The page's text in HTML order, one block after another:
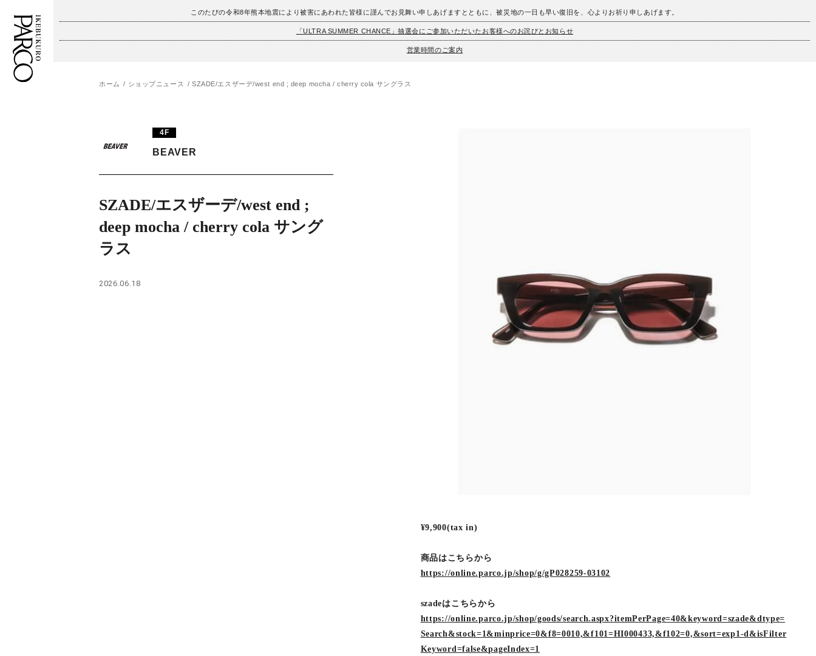
このたびの令和8年熊本地震により被害にあわれた皆様に謹んでお見舞い申しあげますとともに、被災地の一日も早い復旧を、心よりお祈り申しあげます。
「ULTRA SUMMER CHANCE」抽選会にご参加いただいたお客様へのお詫びとお知らせ
営業時間のご案内
フロアガイド
イベント・ポップアップ
レストラン・カフェ
PARCOメンバーズ
ENGLISH
ภาษาไทย
ホーム ショップニュース SZADE/エスザーデ/west end ; deep mocha / cherry cola サングラス
4F
BEAVER
SZADE/エスザーデ/west end ;
deep mocha / cherry cola サング
ラス
2026.06.18
¥9,900(tax in)
商品はこちらから
https://online.parco.jp/shop/g/gP028259-03102
szadeはこちらから
https://online.parco.jp/shop/goods/search.aspx?itemPerPage=40&keyword=szade&dtype=
Search&stock=1&minprice=0&f8=0010,&f101=HI000433,&f102=0,&sort=exp1-d&isFilter
Keyword=false&pageIndex=1